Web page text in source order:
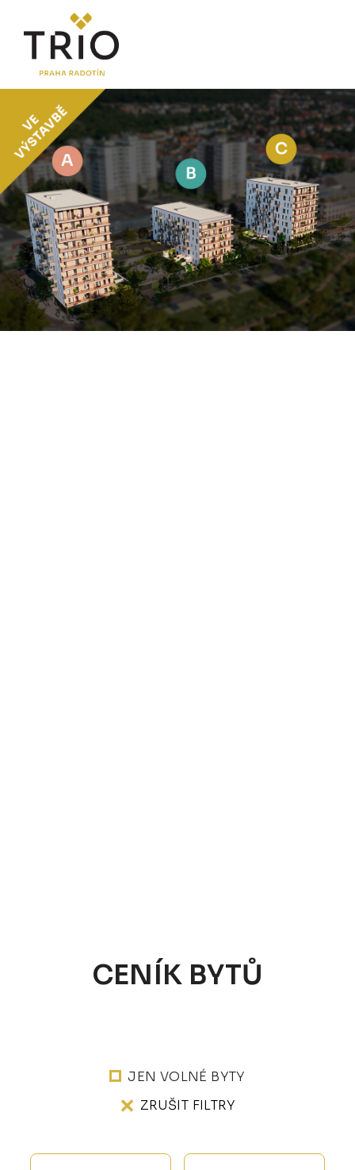
O PROJEKTU
Proč TRIO Radotín
FAQ sekce
Novinky
Postup koupě a financování
LOKALITA
CENÍK
Byty
CENÍK BYTŮ
JEN VOLNÉ BYTY
ZRUŠIT FILTRY